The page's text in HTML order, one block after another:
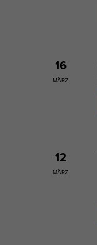
16
MÄRZ
12
MÄRZ